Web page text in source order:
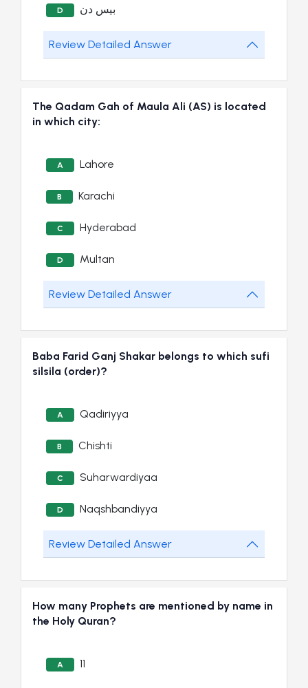
D بیس دن
Review Detailed Answer
The Qadam Gah of Maula Ali (AS) is located
in which city:
A Lahore
B Karachi
C Hyderabad
D Multan
Review Detailed Answer
Baba Farid Ganj Shakar belongs to which sufi
silsila (order)?
A Qadiriyya
B Chishti
C Suharwardiyaa
D Naqshbandiyya
Review Detailed Answer
How many Prophets are mentioned by name in
the Holy Quran?
A 11